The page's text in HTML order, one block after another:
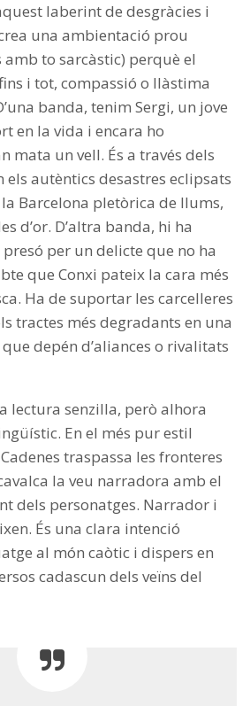
laberint de desgràcies i
una ambientació prou
to sarcàstic) perquè el
i tot, compassió o llàstima
banda, tenim Sergi, un jove
en la vida i encara ho
mata un vell. És a través dels
els autèntics desastres eclipsats
Barcelona pletòrica de llums,
d’or. D’altra banda, hi ha
per un delicte que no ha
que Conxi pateix la cara més
Ha de suportar les carcelleres
tractes més degradants en una
depén d’aliances o rivalitats
lectura senzilla, però alhora
En el més pur estil
traspassa les fronteres
la veu narradora amb el
dels personatges. Narrador i
És una clara intenció
al món caòtic i dispers en
cadascun dels veïns del